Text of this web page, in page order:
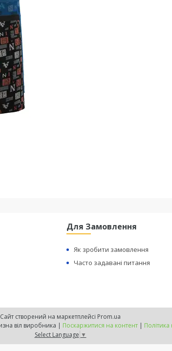
Для Замовлення
Як зробити замовлення
Часто задавані питання
Сайт створений на маркетплейсі Prom.ua
Офіційний сайт INDENA Нижня білизна віл виробника | Поскаржитися на контент | Політика
Select Language ▼